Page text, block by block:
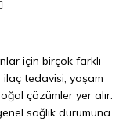
için birçok farklı
ilaç tedavisi, yaşam
çözümler yer alır.
sağlık durumuna